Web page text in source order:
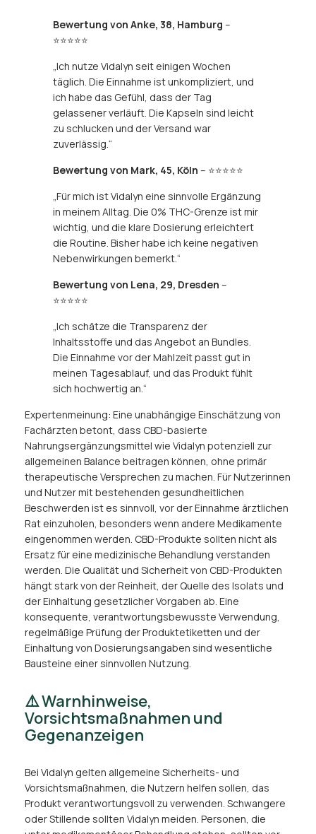
Bewertung von Anke, 38, Hamburg –
⭐⭐⭐⭐⭐
„Ich nutze Vidalyn seit einigen Wochen
täglich. Die Einnahme ist unkompliziert, und
ich habe das Gefühl, dass der Tag
gelassener verläuft. Die Kapseln sind leicht
zu schlucken und der Versand war
zuverlässig.“
Bewertung von Mark, 45, Köln – ⭐⭐⭐⭐⭐
„Für mich ist Vidalyn eine sinnvolle Ergänzung
in meinem Alltag. Die 0% THC-Grenze ist mir
wichtig, und die klare Dosierung erleichtert
die Routine. Bisher habe ich keine negativen
Nebenwirkungen bemerkt.“
Bewertung von Lena, 29, Dresden –
⭐⭐⭐⭐⭐
„Ich schätze die Transparenz der
Inhaltsstoffe und das Angebot an Bundles.
Die Einnahme vor der Mahlzeit passt gut in
meinen Tagesablauf, und das Produkt fühlt
sich hochwertig an.“
Expertenmeinung: Eine unabhängige Einschätzung von
Fachärzten betont, dass CBD-basierte
Nahrungsergänzungsmittel wie Vidalyn potenziell zur
allgemeinen Balance beitragen können, ohne primär
therapeutische Versprechen zu machen. Für Nutzerinnen
und Nutzer mit bestehenden gesundheitlichen
Beschwerden ist es sinnvoll, vor der Einnahme ärztlichen
Rat einzuholen, besonders wenn andere Medikamente
eingenommen werden. CBD-Produkte sollten nicht als
Ersatz für eine medizinische Behandlung verstanden
werden. Die Qualität und Sicherheit von CBD-Produkten
hängt stark von der Reinheit, der Quelle des Isolats und
der Einhaltung gesetzlicher Vorgaben ab. Eine
konsequente, verantwortungsbewusste Verwendung,
regelmäßige Prüfung der Produktetiketten und der
Einhaltung von Dosierungsangaben sind wesentliche
Bausteine einer sinnvollen Nutzung.
⚠️ Warnhinweise,
Vorsichtsmaßnahmen und
Gegenanzeigen
Bei Vidalyn gelten allgemeine Sicherheits- und
Vorsichtsmaßnahmen, die Nutzern helfen sollen, das
Produkt verantwortungsvoll zu verwenden. Schwangere
oder Stillende sollten Vidalyn meiden. Personen, die